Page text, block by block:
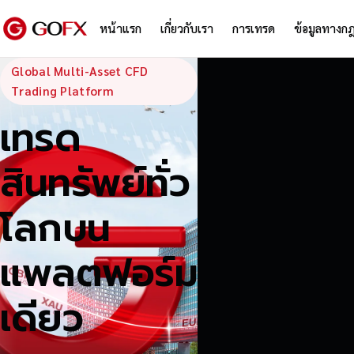
หน้าแรก เกี่ยวกับเรา การเทรด ข้อมูลทางก
GoFX —
Global Multi-Asset CFD
Trading Platform
เทรด
สินทรัพย์ทั่ว
โลกบน
แพลตฟอร์ม
เดียว